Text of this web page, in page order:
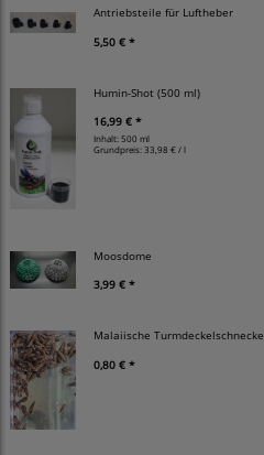
Antriebsteile für Luftheber
5,50 € *
Humin-Shot (500 ml)
16,99 € *
Inhalt: 500 ml
Grundpreis:33,98 € / l
Moosdome
3,99 € *
Malaiische Turmdeckelschnecke
0,80 € *